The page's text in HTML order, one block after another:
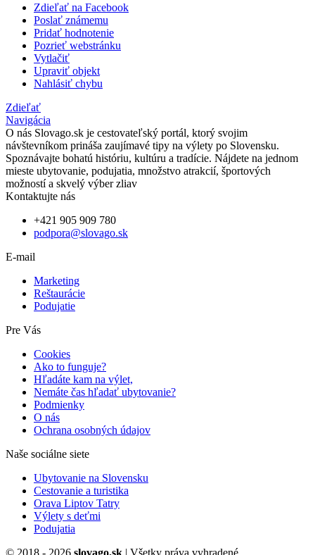
Zdieľať na Facebook
Poslať známemu
Pridať hodnotenie
Pozrieť webstránku
Vytlačiť
Upraviť objekt
Nahlásiť chybu
Zdieľať
Navigácia
O nás Slovago.sk je cestovateľský portál, ktorý svojim
návštevníkom prináša zaujímavé tipy na výlety po Slovensku.
Spoznávajte bohatú históriu, kultúru a tradície. Nájdete na jednom
mieste ubytovanie, podujatia, množstvo atrakcií, športových
možností a skvelý výber zliav
Kontaktujte nás
+421 905 909 780
podpora@slovago.sk
E-mail
Marketing
Reštaurácie
Podujatie
Pre Vás
Cookies
Ako to funguje?
Hľadáte kam na výlet,
Nemáte čas hľadať ubytovanie?
Podmienky
O nás
Ochrana osobných údajov
Naše sociálne siete
Ubytovanie na Slovensku
Cestovanie a turistika
Orava Liptov Tatry
Výlety s deťmi
Podujatia
© 2018 - 2026 slovago.sk | Všetky práva vyhradené